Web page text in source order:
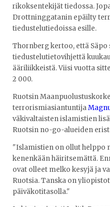
rikoksentekijät tiedossa.
Drottninggatanin epäilty
tiedustelutiedoissa esille.
Thornberg kertoo, että Säpo
tiedustelutietovihjettä
ääriliikkeistä. Viisi vuotta
2 000.
Ruotsin
terrorismiasiantuntija
väkivaltaisten islamistien
Ruotsin no-go-alueiden
"Islamistien on ollut helppo
kenenkään häiritsemättä.
ovat olleet melko kesyjä ja
Ruotsia. Tanska on
päiväkotitasolla."